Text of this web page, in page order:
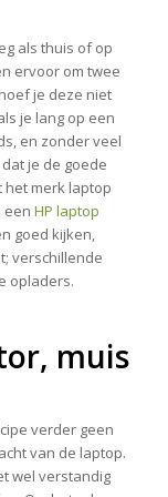
als thuis of op
ervoor om twee
je deze niet
je lang op een
en zonder veel
je de goede
merk laptop
een HP laptop
goed kijken,
verschillende
opladers.
muis
verder geen
van de laptop.
wel verstandig